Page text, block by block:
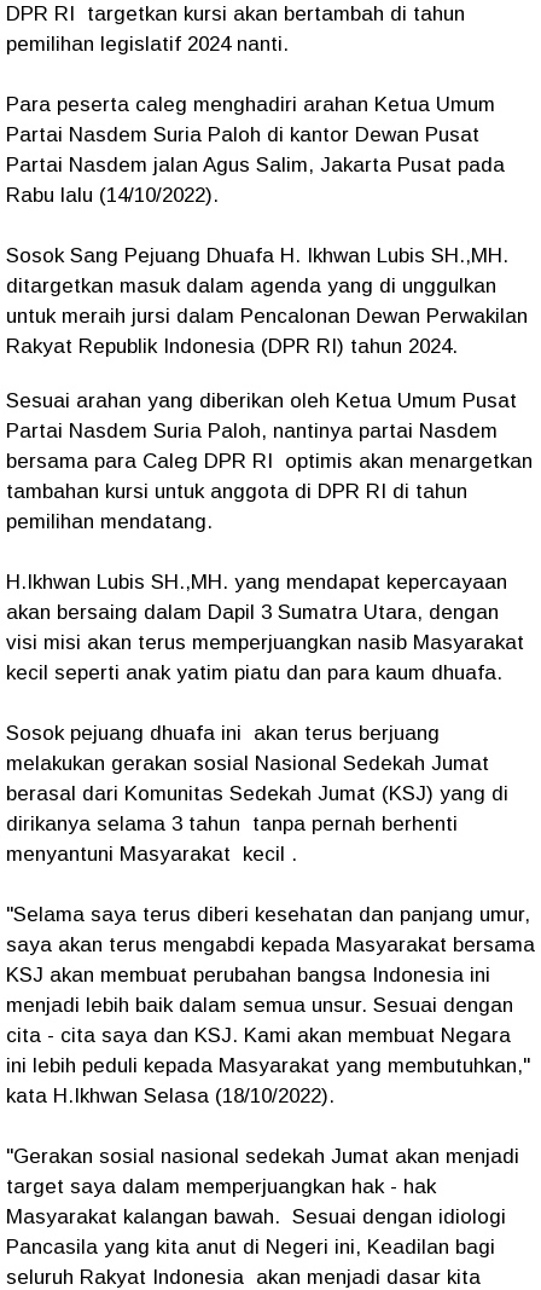
DPR RI targetkan kursi akan bertambah di tahun
pemilihan legislatif 2024 nanti.
Para peserta caleg menghadiri arahan Ketua Umum
Partai Nasdem Suria Paloh di kantor Dewan Pusat
Partai Nasdem jalan Agus Salim, Jakarta Pusat pada
Rabu lalu (14/10/2022).
Sosok Sang Pejuang Dhuafa H. Ikhwan Lubis SH.,MH.
ditargetkan masuk dalam agenda yang di unggulkan
untuk meraih jursi dalam Pencalonan Dewan Perwakilan
Rakyat Republik Indonesia (DPR RI) tahun 2024.
Sesuai arahan yang diberikan oleh Ketua Umum Pusat
Partai Nasdem Suria Paloh, nantinya partai Nasdem
bersama para Caleg DPR RI optimis akan menargetkan
tambahan kursi untuk anggota di DPR RI di tahun
pemilihan mendatang.
H.Ikhwan Lubis SH.,MH. yang mendapat kepercayaan
akan bersaing dalam Dapil 3 Sumatra Utara, dengan
visi misi akan terus memperjuangkan nasib Masyarakat
kecil seperti anak yatim piatu dan para kaum dhuafa.
Sosok pejuang dhuafa ini akan terus berjuang
melakukan gerakan sosial Nasional Sedekah Jumat
berasal dari Komunitas Sedekah Jumat (KSJ) yang di
dirikanya selama 3 tahun tanpa pernah berhenti
menyantuni Masyarakat kecil .
"Selama saya terus diberi kesehatan dan panjang umur,
saya akan terus mengabdi kepada Masyarakat bersama
KSJ akan membuat perubahan bangsa Indonesia ini
menjadi lebih baik dalam semua unsur. Sesuai dengan
cita - cita saya dan KSJ. Kami akan membuat Negara
ini lebih peduli kepada Masyarakat yang membutuhkan,"
kata H.Ikhwan Selasa (18/10/2022).
"Gerakan sosial nasional sedekah Jumat akan menjadi
target saya dalam memperjuangkan hak - hak
Masyarakat kalangan bawah. Sesuai dengan idiologi
Pancasila yang kita anut di Negeri ini, Keadilan bagi
seluruh Rakyat Indonesia akan menjadi dasar kita